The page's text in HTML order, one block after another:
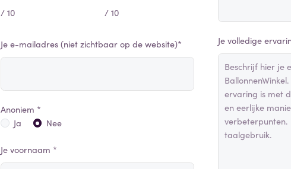
/ 10 / 10
Je e-mailadres (niet zichtbaar op de website)*
Anoniem *
Ja
Nee
Je voornaam *
Je volledige